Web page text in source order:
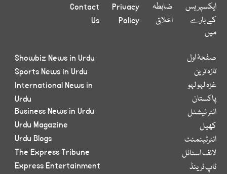
ایکسپریس
کے بارے
میں
ضابطہ
اخلاق
Privacy
Policy
Contact
Us
صفحۂ اول
تازہ ترین
غزہ لہو لہو
پاکستان
انٹر نیشنل
کھیل
انٹرٹینمنٹ
لائف اسٹائل
ٹاپ ٹرینڈ
Showbiz News in Urdu
Sports News in Urdu
International News in
Urdu
Business News in Urdu
Urdu Magazine
Urdu Blogs
The Express Tribune
Express Entertainment